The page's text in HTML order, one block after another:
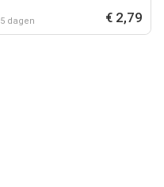
5 dagen € 2,79